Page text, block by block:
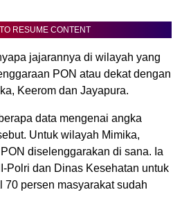
RESUME CONTENT
jajarannya di wilayah yang
PON atau dekat dengan
Keerom dan Jayapura.
data mengenai angka
Untuk wilayah Mimika,
diselenggarakan di sana. Ia
Polri dan Dinas Kesehatan untuk
70 persen masyarakat sudah